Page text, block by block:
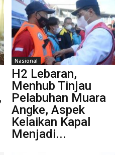
Nasional
H2 Lebaran,
Menhub Tinjau
Pelabuhan Muara
Angke, Aspek
Kelaikan Kapal
Menjadi...